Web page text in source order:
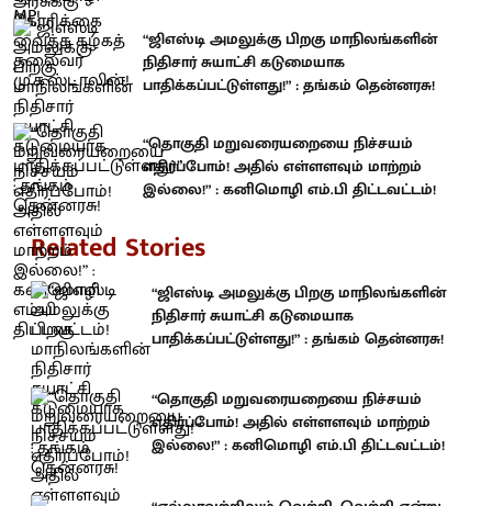
“ஜிஎஸ்டி அமலுக்கு பிறகு மாநிலங்களின்
நிதிசார் சுயாட்சி கடுமையாக
பாதிக்கப்பட்டுள்ளது!” : தங்கம் தென்னரசு!
“தொகுதி மறுவரையறையை நிச்சயம்
எதிர்ப்போம்! அதில் எள்ளளவும் மாற்றம்
இல்லை!” : கனிமொழி எம்.பி திட்டவட்டம்!
Related Stories
“ஜிஎஸ்டி அமலுக்கு பிறகு மாநிலங்களின்
நிதிசார் சுயாட்சி கடுமையாக
பாதிக்கப்பட்டுள்ளது!” : தங்கம் தென்னரசு!
“தொகுதி மறுவரையறையை நிச்சயம்
எதிர்ப்போம்! அதில் எள்ளளவும் மாற்றம்
இல்லை!” : கனிமொழி எம்.பி திட்டவட்டம்!